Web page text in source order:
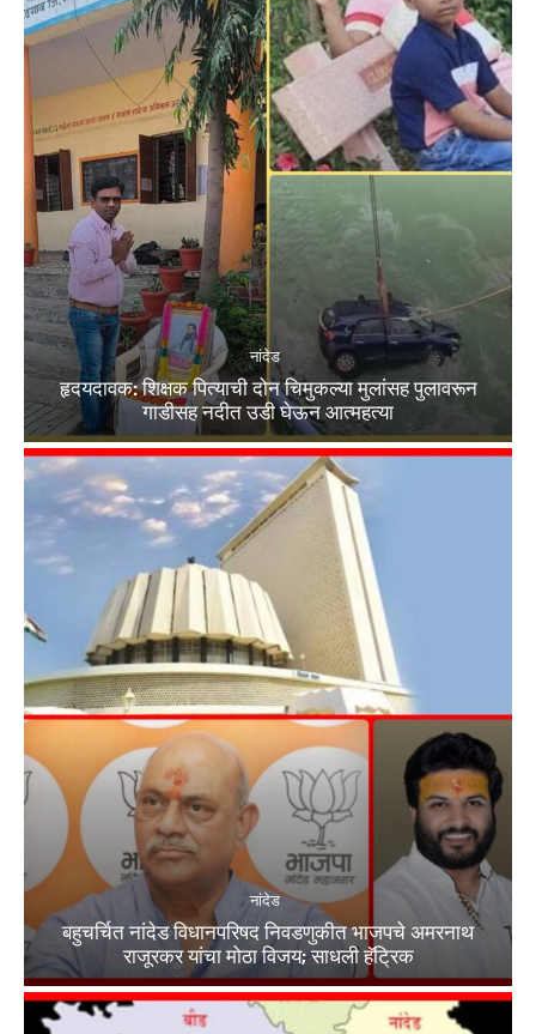
नांदेड
हृदयदावक: शिक्षक पित्याची दोन चिमुकल्या मुलांसह पुलावरून
गाडीसह नदीत उडी घेऊन आत्महत्या
नांदेड
बहुचर्चित नांदेड विधानपरिषद निवडणुकीत भाजपचे अमरनाथ
राजूरकर यांचा मोठा विजय; साधली हॅट्रिक